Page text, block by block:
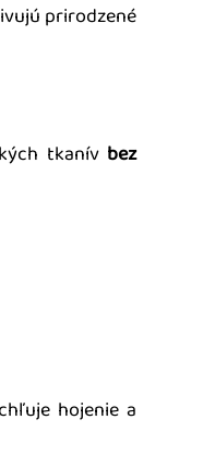
prirodzené
tkanív bez
hojenie a